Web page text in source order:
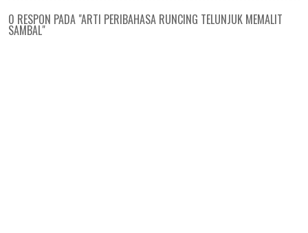
0 RESPON PADA "ARTI PERIBAHASA RUNCING TELUNJUK MEMALIT
SAMBAL"